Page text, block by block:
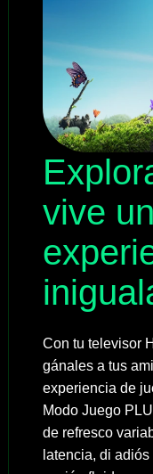
vive
Con tu televisor
gánales a tus
experiencia de
Modo Juego
de refresco
latencia, di